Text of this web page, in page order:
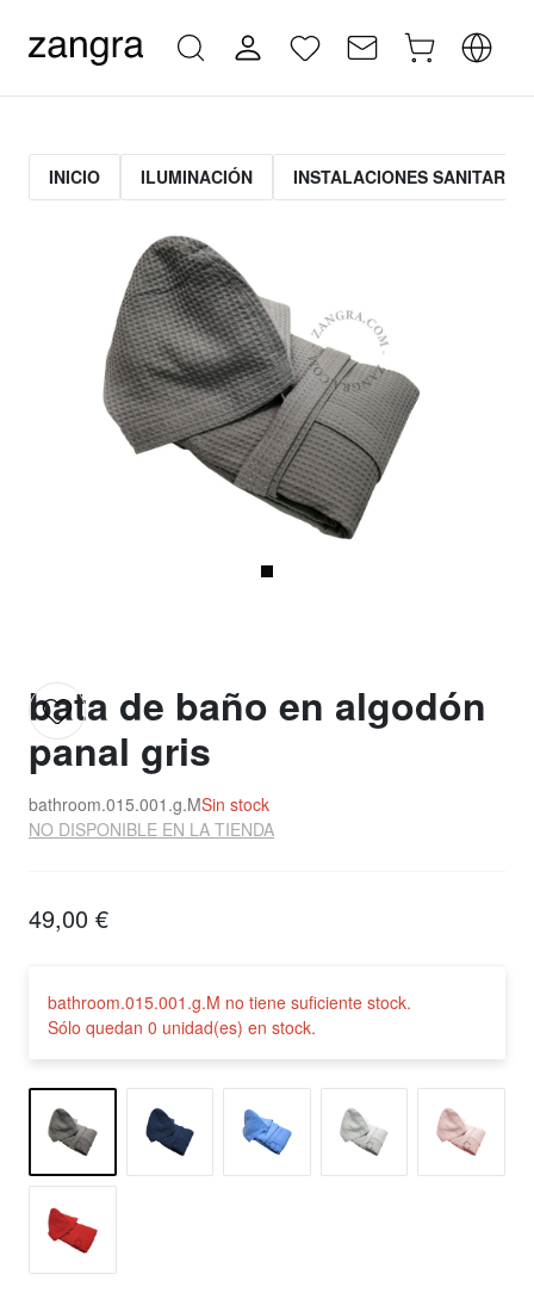
INICIO ILUMINACIÓN INSTALACIONES SANITARIAS
bata de baño en algodón
panal gris
bathroom.015.001.g.MSin stock
NO DISPONIBLE EN LA TIENDA
49,00 €
bathroom.015.001.g.M no tiene suficiente stock.
Sólo quedan 0 unidad(es) en stock.